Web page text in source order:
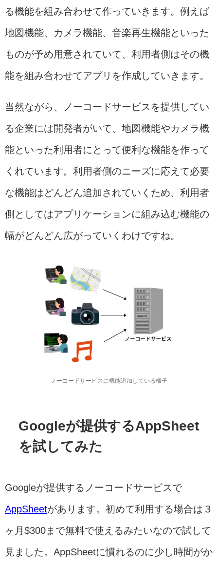
る機能を組み合わせて作っていきます。例えば
地図機能、カメラ機能、音楽再生機能といった
ものが予め用意されていて、利用者側はその機
能を組み合わせてアプリを作成していきます。
当然ながら、ノーコードサービスを提供してい
る企業には開発者がいて、地図機能やカメラ機
能といった利用者にとって便利な機能を作って
くれています。利用者側のニーズに応えて必要
な機能はどんどん追加されていくため、利用者
側としてはアプリケーションに組み込む機能の
幅がどんどん広がっていくわけですね。
ノーコードサービスに機能追加している様子
Googleが提供するAppSheet
を試してみた
Googleが提供するノーコードサービスで
AppSheetがあります。初めて利用する場合は３
ヶ月$300まで無料で使えるみたいなので試して
見ました。AppSheetに慣れるのに少し時間がか